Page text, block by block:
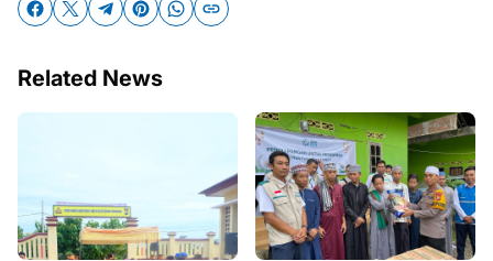
Related News